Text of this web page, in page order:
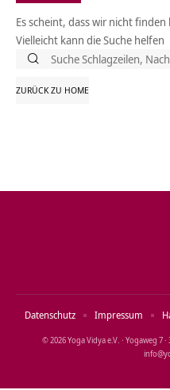
Es scheint, dass wir nicht
Vielleicht kann die Suche helfen
Suche
ZURÜCK ZU HOME
© 2026 Yoga Vidya e.V. · Yogaweg 7
Datenschutz Impressum